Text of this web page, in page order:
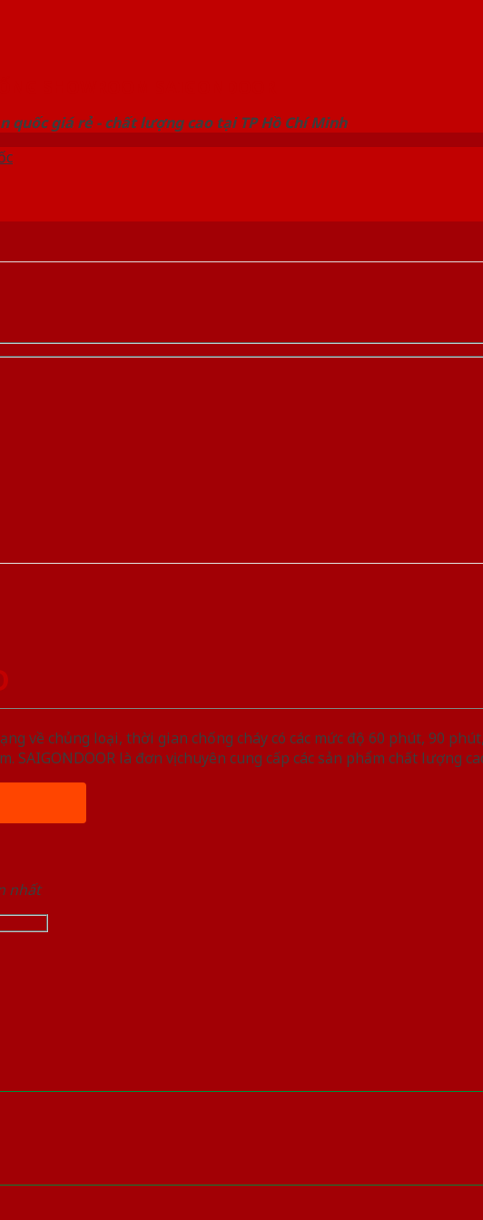
quốc giá rẻ - chất lượng cao tại TP Hồ Chí Minh
về chủng loại, thời gian chống cháy có các mức độ 60 phút, 90
là đơn vị chuyên cung cấp các sản phẩm chất lượng
nhất